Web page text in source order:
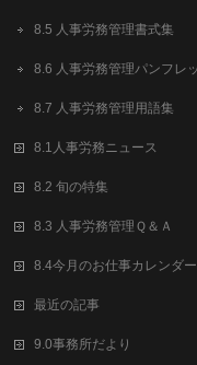
8.5 人事労務管理書式集
8.6 人事労務管理パンフレ
8.7 人事労務管理用語集
8.1人事労務ニュース
8.2 旬の特集
8.3 人事労務管理Ｑ＆Ａ
8.4今月のお仕事カレンダー
最近の記事
9.0事務所だより